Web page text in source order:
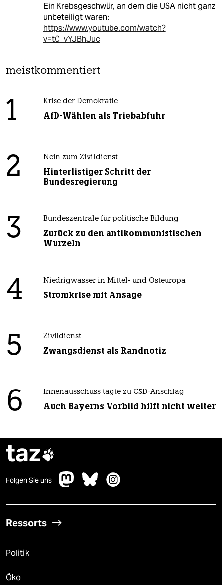
Ein Krebsgeschwür, an dem die USA nicht ganz
unbeteiligt waren:
https://www.youtube.com/watch?
v=tC_vYJBhJuc
meistkommentiert
1 Krise der Demokratie
AfD-Wählen als Triebabfuhr
2 Nein zum Zivildienst
Hinterlistiger Schritt der
Bundesregierung
3 Bundeszentrale für politische Bildung
Zurück zu den antikommunistischen
Wurzeln
4 Niedrigwasser in Mittel- und Osteuropa
Stromkrise mit Ansage
5 Zivildienst
Zwangsdienst als Randnotiz
6 Innenausschuss tagte zu CSD-Anschlag
Auch Bayerns Vorbild hilft nicht weiter
taz
Folgen Sie uns
Ressorts
Politik
Öko